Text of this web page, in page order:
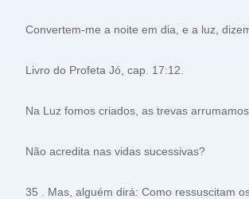
Convertem-me a noite em dia, e a luz,
Livro do Profeta Jó, cap. 17:12.
Na Luz fomos criados, as trevas
Não acredita nas vidas sucessivas?
35 . Mas, alguém dirá: Como ressuscitam